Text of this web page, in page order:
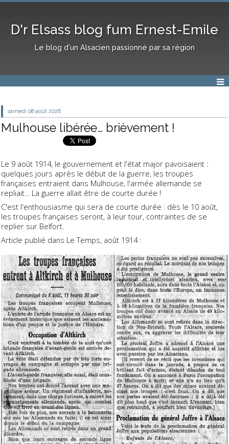
D'r Elsass blog fum Ernest-Emile
Le blog d'un Alsacien passionné par sa région
samedi 08 août 2026
Mulhouse libérée… brièvement !
Le 9 août 1914, le gouvernement et l'état major pavoisaient :
quelques jours après le début de la guerre, les troupes
françaises entraient dans Mulhouse, l'armée allemande se
repliait… La guerre allait être de courte durée !
C'est l'enthousiasme qui sera de courte durée : dès le 10 août,
les troupes françaises seront, à leur tour, contraintes de se
replier sur Belfort.
Article publié dans Le Temps, août 1914 :